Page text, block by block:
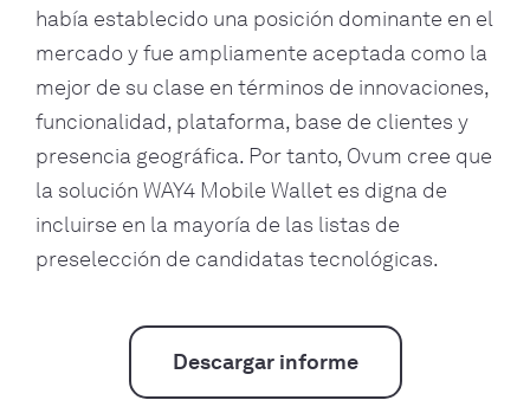
había establecido una posición dominante en el
mercado y fue ampliamente aceptada como la
mejor de su clase en términos de innovaciones,
funcionalidad, plataforma, base de clientes y
presencia geográfica. Por tanto, Ovum cree que
la solución WAY4 Mobile Wallet es digna de
incluirse en la mayoría de las listas de
preselección de candidatas tecnológicas.
Descargar informe